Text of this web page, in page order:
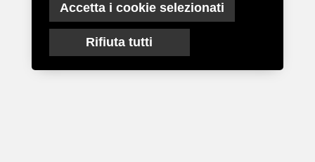
Accetta i cookie selezionati
Rifiuta tutti